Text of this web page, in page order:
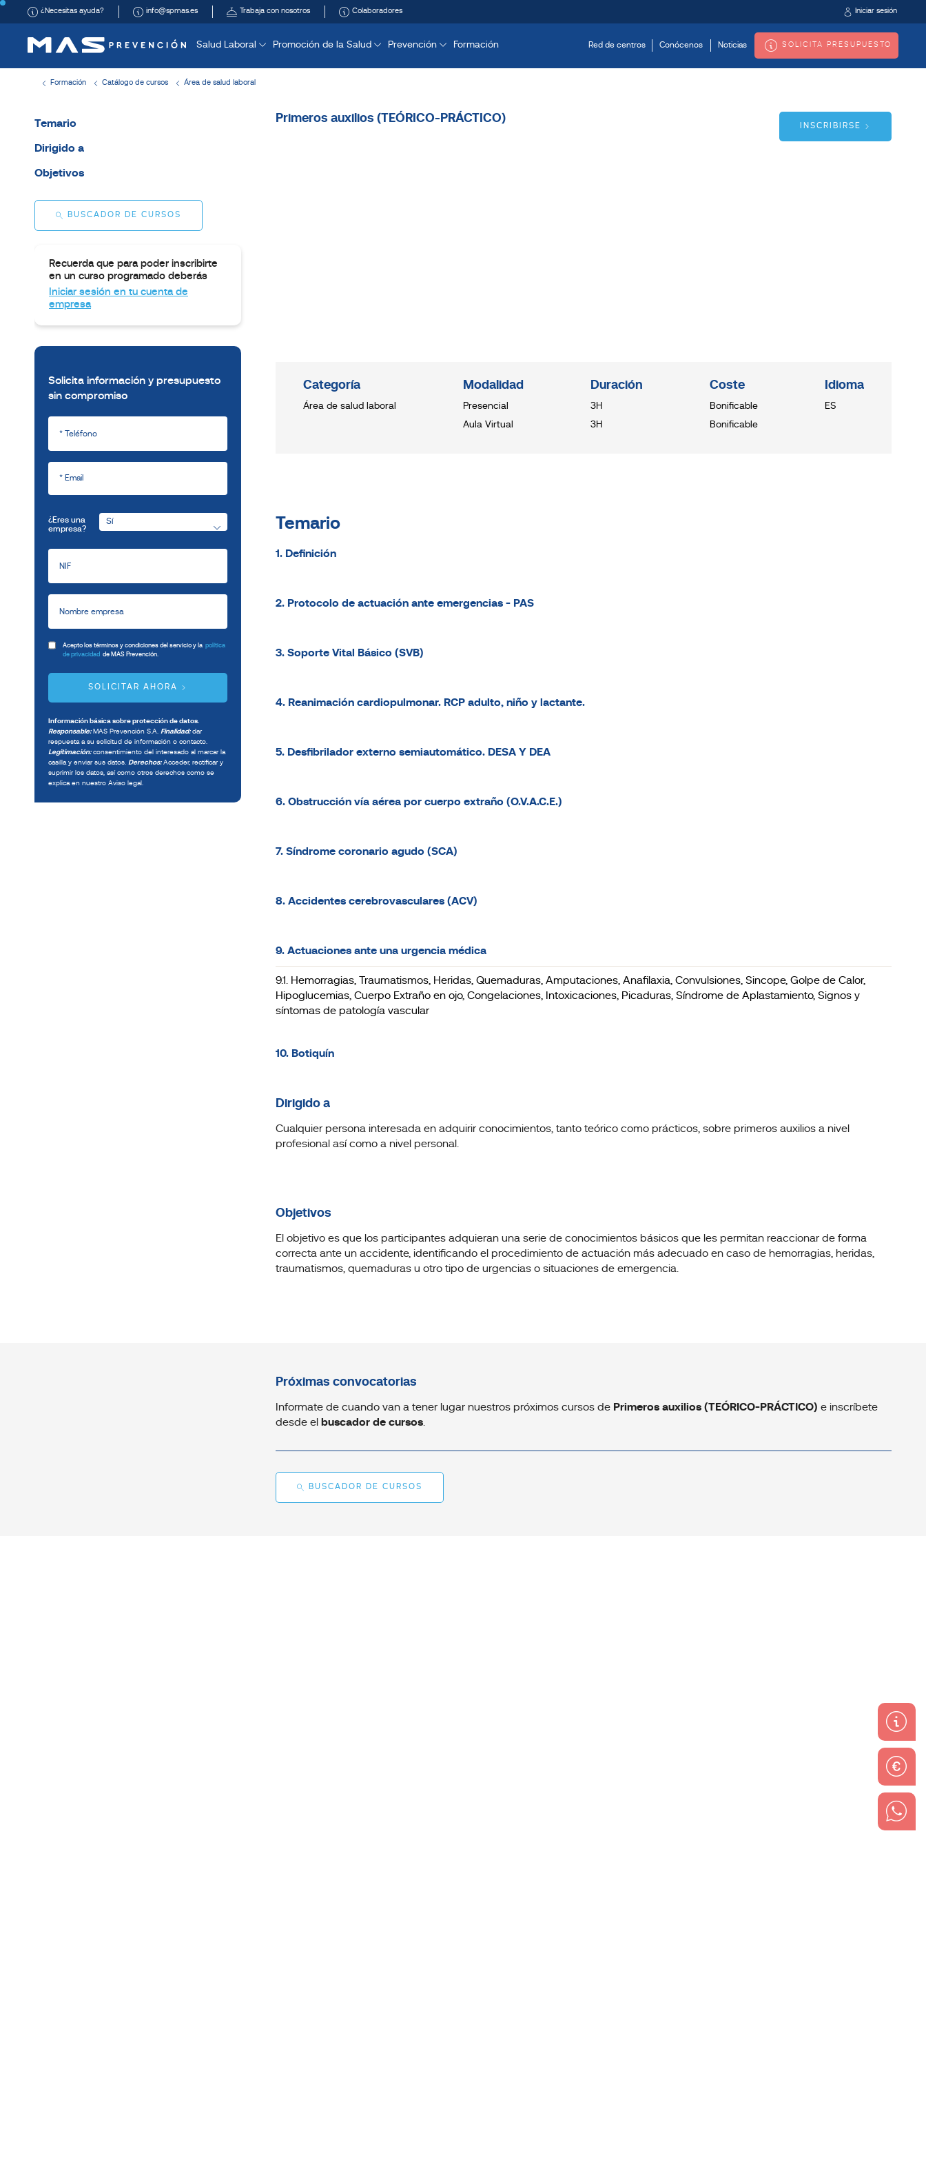
¿Necesitas ayuda? info@spmas.es Trabaja con nosotros Colaboradores Iniciar sesión
Salud Laboral Promoción de la Salud Prevención Formación Red de centros Conócenos Noticias SOLICITA PRESUPUESTO
Formación Catálogo de cursos Área de salud laboral
Temario
Dirigido a
Objetivos
BUSCADOR DE CURSOS
Recuerda que para poder inscribirte
en un curso programado deberás
Iniciar sesión en tu cuenta de
empresa
Solicita información y presupuesto
sin compromiso
¿Eres una
empresa?
Acepto los términos y condiciones del servicio y la política
de privacidad de MAS Prevención.
SOLICITAR AHORA
Información básica sobre protección de datos.
Responsable: MAS Prevención S.A. Finalidad: dar
respuesta a su solicitud de información o contacto.
Legitimación: consentimiento del interesado al marcar la
casilla y enviar sus datos. Derechos: Acceder, rectificar y
suprimir los datos, así como otros derechos como se
explica en nuestro Aviso legal.
Primeros auxilios (TEÓRICO-PRÁCTICO)
INSCRIBIRSE
Categoría
Área de salud laboral
Modalidad
Presencial
Aula Virtual
Duración
3H
3H
Coste
Bonificable
Bonificable
Idioma
ES
Temario
1. Definición
2. Protocolo de actuación ante emergencias - PAS
3. Soporte Vital Básico (SVB)
4. Reanimación cardiopulmonar. RCP adulto, niño y lactante.
5. Desfibrilador externo semiautomático. DESA Y DEA
6. Obstrucción vía aérea por cuerpo extraño (O.V.A.C.E.)
7. Síndrome coronario agudo (SCA)
8. Accidentes cerebrovasculares (ACV)
9. Actuaciones ante una urgencia médica
9.1. Hemorragias, Traumatismos, Heridas, Quemaduras, Amputaciones, Anafilaxia, Convulsiones, Sincope, Golpe de Calor,
Hipoglucemias, Cuerpo Extraño en ojo, Congelaciones, Intoxicaciones, Picaduras, Síndrome de Aplastamiento, Signos y
síntomas de patología vascular
10. Botiquín
Dirigido a
Cualquier persona interesada en adquirir conocimientos, tanto teórico como prácticos, sobre primeros auxilios a nivel
profesional así como a nivel personal.
Objetivos
El objetivo es que los participantes adquieran una serie de conocimientos básicos que les permitan reaccionar de forma
correcta ante un accidente, identificando el procedimiento de actuación más adecuado en caso de hemorragias, heridas,
traumatismos, quemaduras u otro tipo de urgencias o situaciones de emergencia.
Próximas convocatorias
Informate de cuando van a tener lugar nuestros próximos cursos de Primeros auxilios (TEÓRICO-PRÁCTICO) e inscríbete
desde el buscador de cursos.
BUSCADOR DE CURSOS